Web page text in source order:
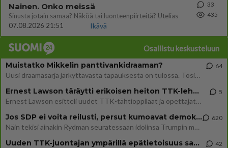
Nainen. Onko meissä
Sinusta jotain samaa? Näköä tai luonteenpiirteitä? Utelias
07.08.2026 21:51
Ikävä
33
435
Osallistu keskusteluun
Muistatko Mikkelin panttivankidraaman?
Uusi draamasarja järkyttävästä tapauksesta on tulossa. Tositapahtumiin perustuva sarja ammentaa vuoden 1986 Mikkelin pan
64
Ernest Lawson täräytti erikoisen heiton TTK-lehdistötilaisuudessa: " Onko tässä tarkoituksena...?"
Ernest Lawson esitteli uudet TTK-tähtioppilaat ja opettajat torstaina 6.8. lehdistölle. Tulevalla kaudella on yksi hausk
5
Jos SDP ei voita reilusti, persut kumoavat demokratian Suomesta
Näin tekisi ainakin Rydman seuratessaan idolinsa Trumpin mallia https://www.is.fi/politiikka/art-2000012187244.html
620
Uuden TTK-juontajan ympärillä epätietoisuus sakenee - Nyt MTV hämmentää soppaa 42